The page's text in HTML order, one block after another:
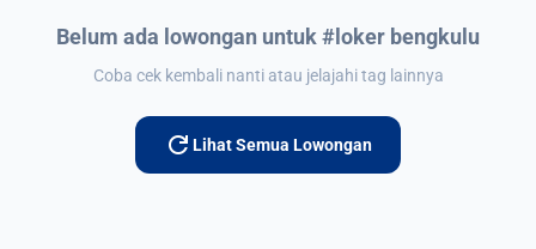
Belum ada lowongan untuk #loker bengkulu
Coba cek kembali nanti atau jelajahi tag lainnya
refresh Lihat Semua Lowongan